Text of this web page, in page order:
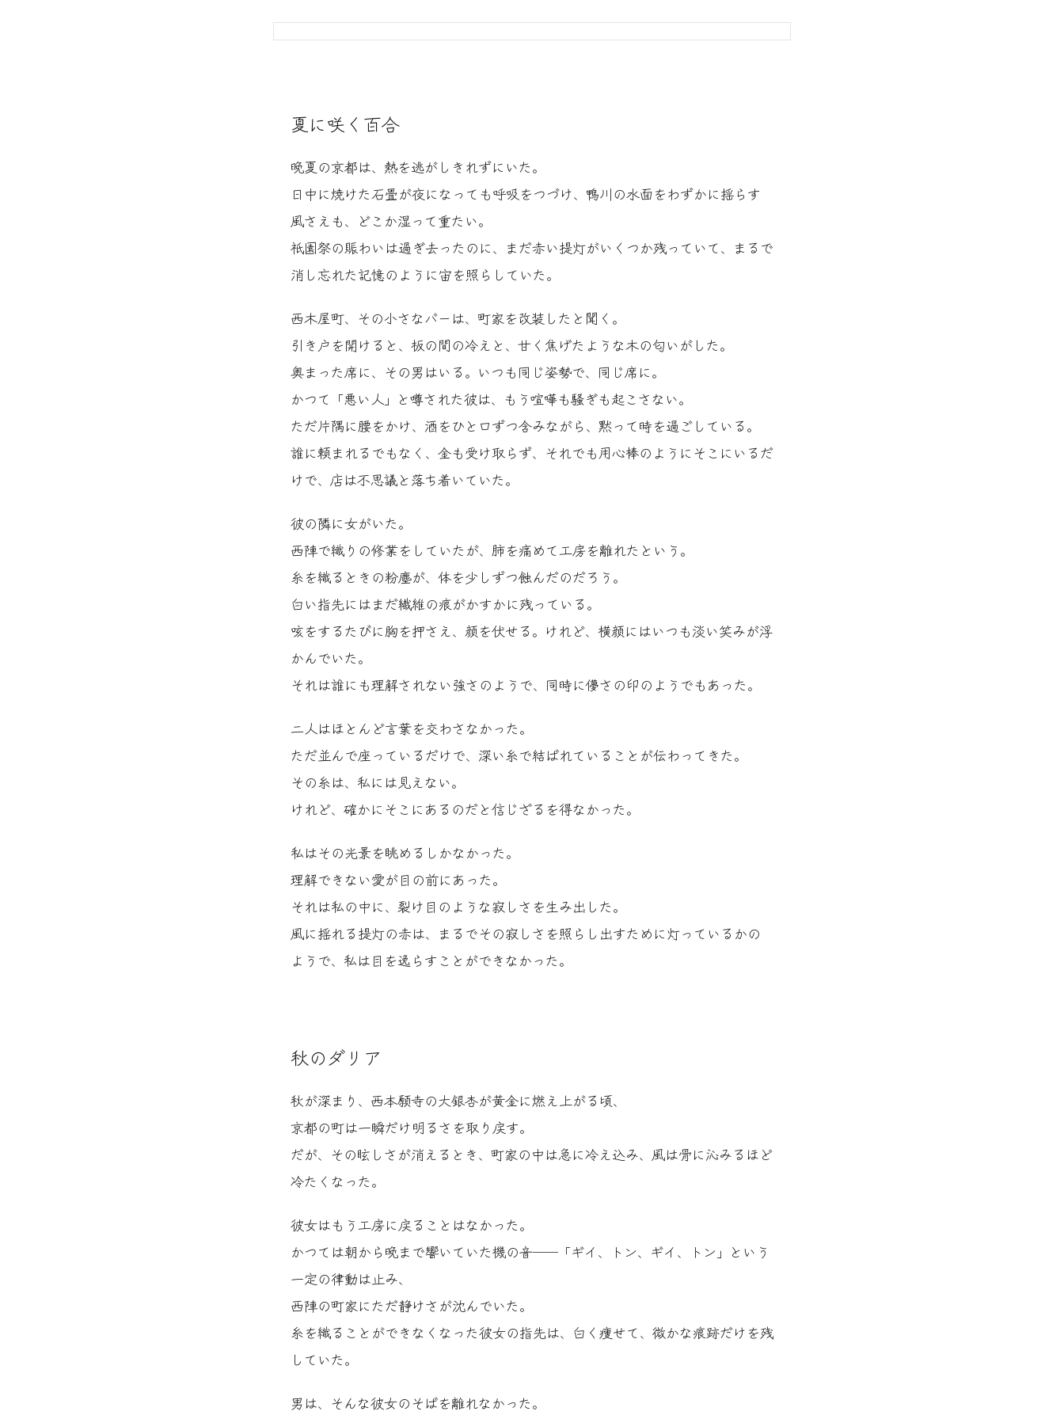
夏に咲く百合
晩夏の京都は、熱を逃がしきれずにいた。
日中に焼けた石畳が夜になっても呼吸をつづけ、鴨川の水面をわずかに揺らす
風さえも、どこか湿って重たい。
祇園祭の賑わいは過ぎ去ったのに、まだ赤い提灯がいくつか残っていて、まるで
消し忘れた記憶のように宙を照らしていた。
西木屋町、その小さなバーは、町家を改装したと聞く。
引き戸を開けると、板の間の冷えと、甘く焦げたような木の匂いがした。
奥まった席に、その男はいる。いつも同じ姿勢で、同じ席に。
かつて「悪い人」と噂された彼は、もう喧嘩も騒ぎも起こさない。
ただ片隅に腰をかけ、酒をひと口ずつ含みながら、黙って時を過ごしている。
誰に頼まれるでもなく、金も受け取らず、それでも用心棒のようにそこにいるだ
けで、店は不思議と落ち着いていた。
彼の隣に女がいた。
西陣で織りの修業をしていたが、肺を痛めて工房を離れたという。
糸を織るときの粉塵が、体を少しずつ蝕んだのだろう。
白い指先にはまだ繊維の痕がかすかに残っている。
咳をするたびに胸を押さえ、顔を伏せる。けれど、横顔にはいつも淡い笑みが浮
かんでいた。
それは誰にも理解されない強さのようで、同時に儚さの印のようでもあった。
二人はほとんど言葉を交わさなかった。
ただ並んで座っているだけで、深い糸で結ばれていることが伝わってきた。
その糸は、私には見えない。
けれど、確かにそこにあるのだと信じざるを得なかった。
私はその光景を眺めるしかなかった。
理解できない愛が目の前にあった。
それは私の中に、裂け目のような寂しさを生み出した。
風に揺れる提灯の赤は、まるでその寂しさを照らし出すために灯っているかの
ようで、私は目を逸らすことができなかった。
秋のダリア
秋が深まり、西本願寺の大銀杏が黄金に燃え上がる頃、
京都の町は一瞬だけ明るさを取り戻す。
だが、その眩しさが消えるとき、町家の中は急に冷え込み、風は骨に沁みるほど
冷たくなった。
彼女はもう工房に戻ることはなかった。
かつては朝から晩まで響いていた機の音──「ギイ、トン、ギイ、トン」という
一定の律動は止み、
西陣の町家にただ静けさが沈んでいた。
糸を織ることができなくなった彼女の指先は、白く痩せて、微かな痕跡だけを残
していた。
男は、そんな彼女のそばを離れなかった。